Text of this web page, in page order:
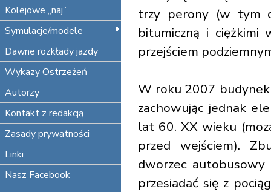
Kolejowe „naj”
Symulacje/modele
Dawne rozkłady jazdy
Wykazy Ostrzeżeń
Autorzy
Kontakt z redakcją
Zasady prywatności
Linki
Nasz Facebook
trzy perony (w tym
bitumiczną i ciężkimi
przejściem
W roku 2007 budynek
zachowując jednak
lat 60. XX wieku
przed wejściem).
dworzec
przesiadać się z